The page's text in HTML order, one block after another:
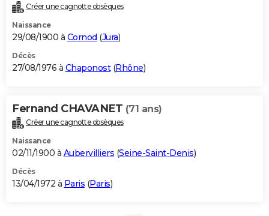
Créer une cagnotte obsèques
Naissance
29/08/1900 à Cornod (Jura)
Décès
27/08/1976 à Chaponost(Rhône)
Fernand CHAVANET (71 ans)
Créer une cagnotte obsèques
Naissance
02/11/1900 à Aubervilliers (Seine-Saint-Denis)
Décès
13/04/1972 à Paris (Paris)